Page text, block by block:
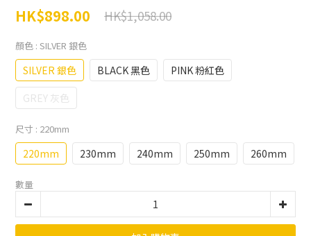
HK$898.00 HK$1,058.00
顏色 : SILVER 銀色
SILVER 銀色 BLACK 黑色
PINK 粉紅色
GREY 灰色
尺寸 : 220mm
220mm 230mm 240mm 250mm 260mm
數量